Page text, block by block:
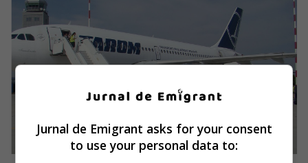
Jurnal de Emigrant asks for your consent
to use your personal data to: